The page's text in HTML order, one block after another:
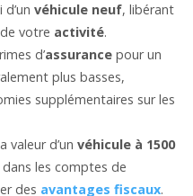
véhicule neuf, libérant
votre activité.
d’assurance pour un
plus basses,
supplémentaires sur les
valeur d’un véhicule à 1500
les comptes de
des avantages fiscaux.